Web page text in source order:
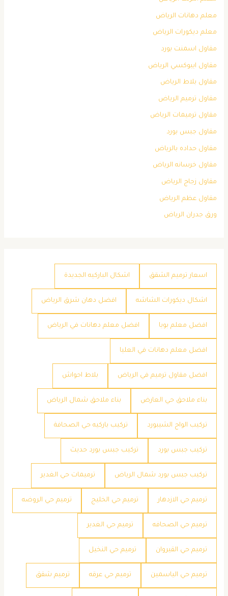
معلم دهانات الرياض
معلم ديكورات الرياض
مقاول اسمنت بورد
مقاول ايبوكسي الرياض
مقاول بلاط الرياض
مقاول ترميم الرياض
مقاول ترميمات الرياض
مقاول جبس بورد
مقاول حداده بالرياض
مقاول خرسانه الرياض
مقاول زجاج الرياض
مقاول عظم الرياض
ورق جدران الرياض
اسعار ترميم الشقق اشكال الباركيه الجديدة
اشكال ديكورات الشاشه افضل دهان شرق الرياض
افضل معلم بويا افضل معلم دهانات في الرياض
افضل معلم دهانات في العليا
افضل مقاول ترميم في الرياض بلاط احواش
بناء ملاحق حي العارض بناء ملاحق شمال الرياض
تركيب الواح الشيبورد تركيب باركيه حي الصحافة
تركيب جبس بورد تركيب جبس بورد حديث
تركيب جبس بورد شمال الرياض ترميمات حي الغدير
ترميم حي الازدهار ترميم حي الخليج ترميم حي الروضه
ترميم حي الصحافه ترميم حي الغدير
ترميم حي القيروان ترميم حي النخيل
ترميم حي الياسمين ترميم حي عرقه ترميم شقق